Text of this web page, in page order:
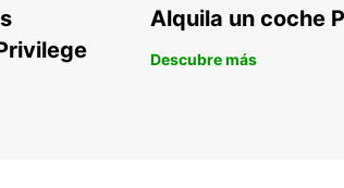
Alquila un coche
Descubre más